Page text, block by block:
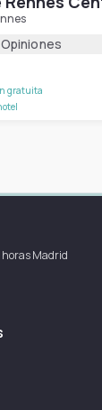
gratuita
Madrid